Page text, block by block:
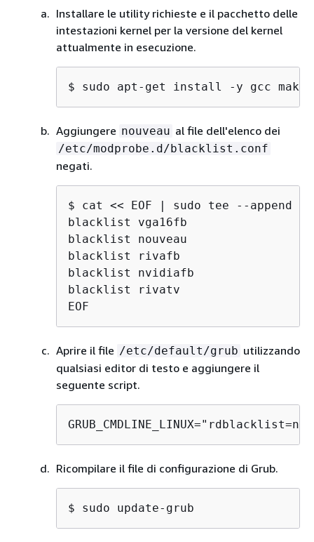
Installare le utility richieste e il pacchetto delle
intestazioni kernel per la versione del kernel
attualmente in esecuzione.
$ sudo apt-get install -y gcc make
Aggiungere nouveau al file dell'elenco dei
/etc/modprobe.d/blacklist.conf
negati.
$ cat << EOF | sudo tee --append
blacklist vga16fb
blacklist nouveau
blacklist rivafb
blacklist nvidiafb
blacklist rivatv
EOF
Aprire il file /etc/default/grub utilizzando
qualsiasi editor di testo e aggiungere il
seguente script.
Ricompilare il file di configurazione di Grub.
$ sudo update-grub